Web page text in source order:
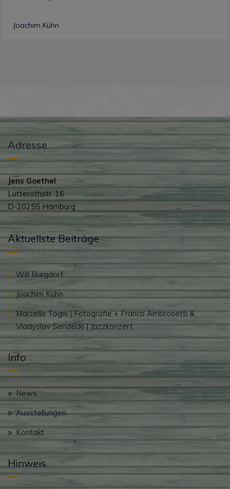
Joachim Kühn
Adresse
Jens Goethel
Lutterothstr. 16
D-20255 Hamburg
Aktuellste Beiträge
Will Burgdorf
Joachim Kühn
Marcello Togni | Fotografie + Franco Ambrosetti &
Vladyslav Sendecki | Jazzkonzert
Info
News
Ausstellungen
Kontakt
Hinweis